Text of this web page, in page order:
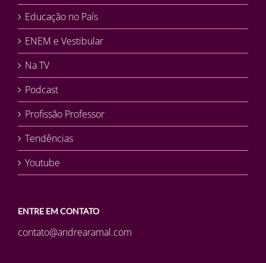
Educação no País
ENEM e Vestibular
Na TV
Podcast
Profissão Professor
Tendências
Youtube
ENTRE EM CONTATO
contato@andrearamal.com